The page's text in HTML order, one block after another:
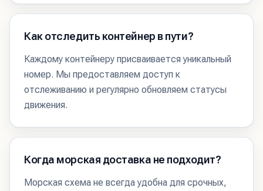
Как отследить контейнер в пути?
Каждому контейнеру присваивается уникальный
номер. Мы предоставляем доступ к
отслеживанию и регулярно обновляем статусы
движения.
Когда морская доставка не подходит?
Морская схема не всегда удобна для срочных,